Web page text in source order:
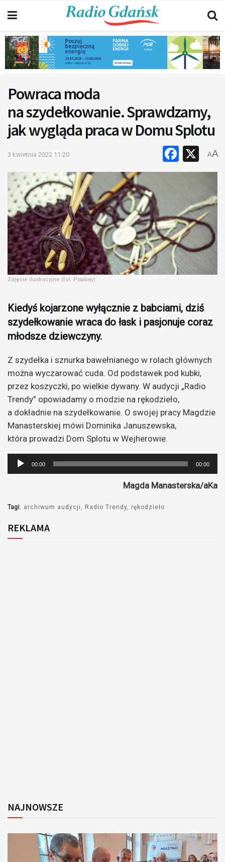
Powraca moda
na szydełkowanie. Sprawdzamy,
jak wygląda praca w Domu Splotu
3 kwietnia 2022 11:20 X
AA
Zdjęcie ilustracyjne (fot. Pixabay)
Kiedyś kojarzone wyłącznie z babciami, dziś
szydełkowanie wraca do łask i pasjonuje coraz
młodsze dziewczyny.
Z szydełka i sznurka bawełnianego w rolach głównych
można wyczarować cuda. Od podstawek pod kubki,
przez koszyczki, po wielkie dywany. W audycji „Radio
Trendy” opowiadamy o modzie na rękodzieło,
a dokładnie na szydełkowanie. O swojej pracy Magdzie
Manasterskiej mówi Dominika Januszewska,
która prowadzi Dom Splotu w Wejherowie.
Odtwarzacz
plików
00:00 00:00
Magda Manasterska/aKa
Tagi: archiwum audycji Radio Trendy rękodzieło
REKLAMA
NAJNOWSZE